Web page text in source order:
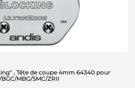
, Tête de coupe 4mm 64340 pour
MBG/SMC/ZRII